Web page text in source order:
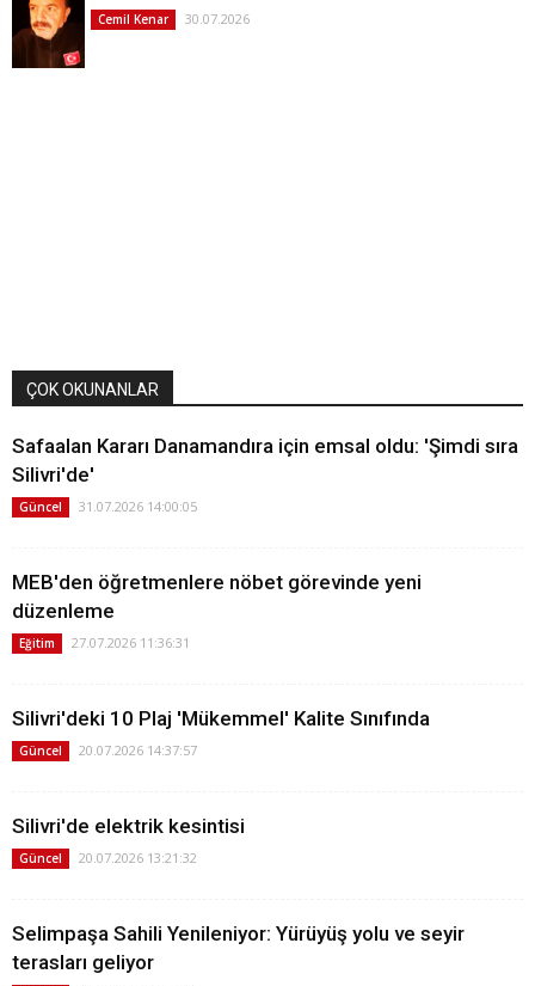
Cemil Kenar 30.07.2026
ÇOK OKUNANLAR
Safaalan Kararı Danamandıra için emsal oldu: 'Şimdi sıra
Silivri'de'
Güncel 31.07.2026 14:00:05
MEB'den öğretmenlere nöbet görevinde yeni
düzenleme
Eğitim 27.07.2026 11:36:31
Silivri'deki 10 Plaj 'Mükemmel' Kalite Sınıfında
Güncel 20.07.2026 14:37:57
Silivri'de elektrik kesintisi
Güncel 20.07.2026 13:21:32
Selimpaşa Sahili Yenileniyor: Yürüyüş yolu ve seyir
terasları geliyor